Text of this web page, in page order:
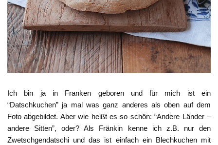
Ich bin ja in Franken geboren und für mich ist ein
“Datschkuchen” ja mal was ganz anderes als oben auf dem
Foto abgebildet. Aber wie heißt es so schön: “Andere Länder –
andere Sitten”, oder? Als Fränkin kenne ich z.B. nur den
Zwetschgendatschi und das ist einfach ein Blechkuchen mit